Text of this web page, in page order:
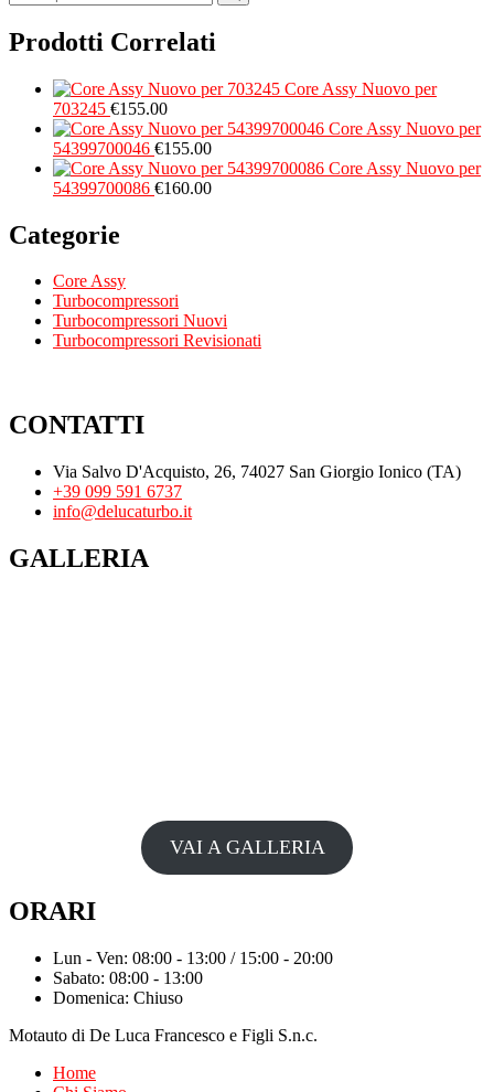
Prodotti Correlati
Core Assy Nuovo per
703245 €155.00
Core Assy Nuovo per
54399700046 €155.00
Core Assy Nuovo per
54399700086 €160.00
Categorie
Core Assy
Turbocompressori
Turbocompressori Nuovi
Turbocompressori Revisionati
CONTATTI
Via Salvo D'Acquisto, 26, 74027 San Giorgio Ionico (TA)
+39 099 591 6737
info@delucaturbo.it
GALLERIA
VAI A GALLERIA
ORARI
Lun - Ven: 08:00 - 13:00 / 15:00 - 20:00
Sabato: 08:00 - 13:00
Domenica: Chiuso
Motauto di De Luca Francesco e Figli S.n.c.
Home